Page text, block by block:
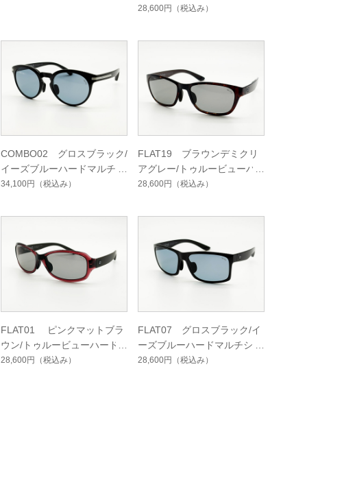
ーハードマルチシングルコー
28,600円 （税込み）
COMBO02 グロスブラック/
イーズブルーハードマルチシ
ングルコート
34,100円 （税込み）
FLAT19 ブラウンデミクリ
アグレー/トゥルービューハ
ードマルチシングルコート
28,600円 （税込み）
FLAT01 ピンクマットブラ
ウン/トゥルービューハード
マルチシングルコート
28,600円 （税込み）
FLAT07 グロスブラック/イ
ーズブルーハードマルチシン
グルコート
28,600円 （税込み）